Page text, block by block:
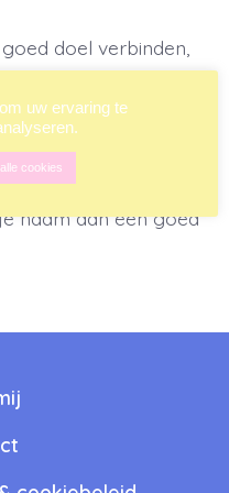
doel verbinden,
je goede naam, je
Je zou
uit het verleden
naam aan een goed
uw ervaring te
cookies